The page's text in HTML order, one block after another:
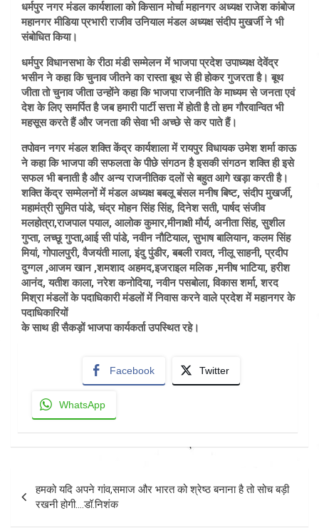
धर्मपुर नगर मंडल कार्यशाला को किसान मोर्चा महानगर अध्यक्ष राजेश कांबोज
महानगर मीडिया प्रभारी राजीव उनियाल मंडल अध्यक्ष संदीप मुखर्जी ने भी
संबोधित किया।
धर्मपुर विधानसभा के रीठा मंडी सम्मेलन में भाजपा प्रदेश उपाध्यक्ष देवेंद्र
भसीन ने कहा कि चुनाव जीतने का रास्ता बूथ से ही होकर गुजरता है। बूथ
जीता तो चुनाव जीता उन्होंने कहा कि भाजपा राजनीति के माध्यम से जनता एवं
देश के लिए समर्पित है जब हमारी पार्टी सत्ता में होती है तो हम गौरवान्वित भी
महसूस करते हैं और जनता की सेवा भी अच्छे से कर पाते हैं।
तपोवन नगर मंडल शक्ति केंद्र कार्यशाला में रायपुर विधायक उमेश शर्मा काऊ
ने कहा कि भाजपा की सफलता के पीछे संगठन है इसकी संगठन शक्ति ही इसे
सफल भी बनाती है और अन्य राजनीतिक दलों से बहुत आगे खड़ा करती है।
शक्ति केंद्र सम्मेलनों में मंडल अध्यक्ष बबलू बंसल मनीष बिष्ट, संदीप मुखर्जी,
महामंत्री सुमित पांडे, चंद्र मोहन सिंह सिंह, दिनेश सती, पार्षद संजीव
मलहोत्रा,राजपाल पयाल, आलोक कुमार,मीनाक्षी मौर्य, अनीता सिंह, सुशील
गुप्ता, लच्छू गुप्ता,आई सी पांडे, नवीन नौटियाल, सुभाष बालियान, कलम सिंह
मियां, गोपालपुरी, वैजयंती माला, इंदु पुंडीर, बबली रावत, नीलू साहनी, प्रदीप
दुग्गल ,आजम खान ,शमशाद अहमद,इजराइल मलिक ,मनीष भाटिया, हरीश
आनंद, यतीश काला, नरेश कनोदिया, नवीन पसबोला, विकास शर्मा, शरद
मिश्रा मंडलों के पदाधिकारी मंडलों में निवास करने वाले प्रदेश में महानगर के
पदाधिकारियों
के साथ ही सैकड़ों भाजपा कार्यकर्ता उपस्थित रहे।
Facebook Twitter
WhatsApp
navigation
हमको यदि अपने गांव,समाज और भारत को श्रेष्ठ बनाना है तो सोच बड़ी
रखनी होगी….डॉ.निशंक